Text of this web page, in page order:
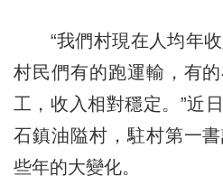
“我們村現在人均年收
村民們有的跑運輸，有
工，收入相對穩定。”近
石鎮油隘村，駐村第一
些年的大變化。